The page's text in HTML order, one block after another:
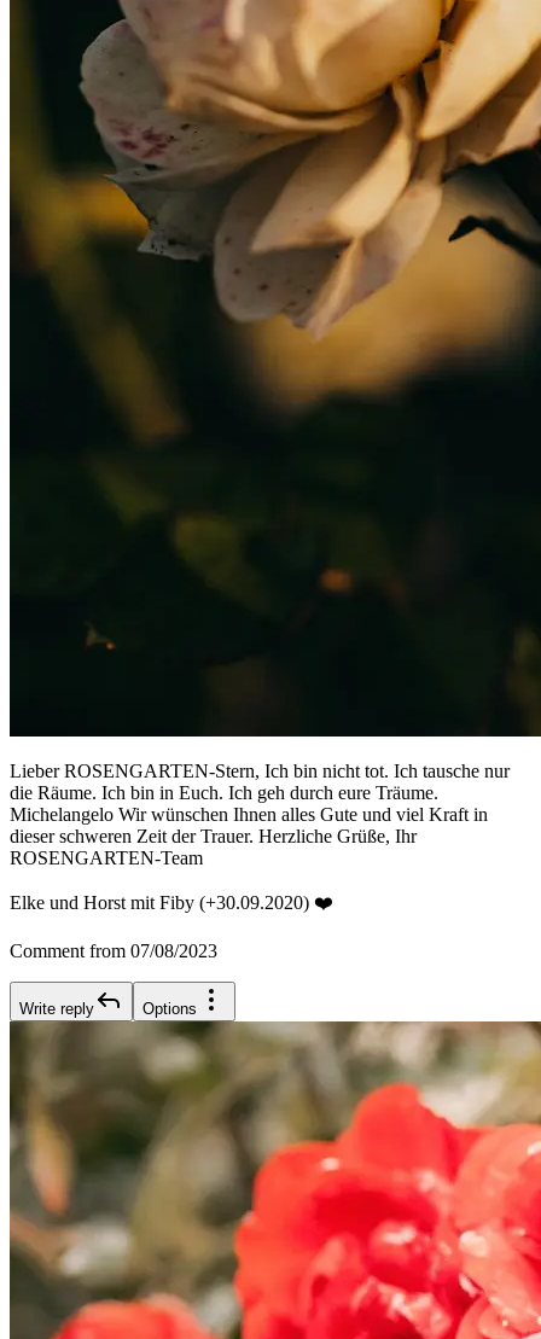
Lieber ROSENGARTEN-Stern, Ich bin nicht tot. Ich tausche nur
die Räume. Ich bin in Euch. Ich geh durch eure Träume.
Michelangelo Wir wünschen Ihnen alles Gute und viel Kraft in
dieser schweren Zeit der Trauer. Herzliche Grüße, Ihr
ROSENGARTEN-Team
Elke und Horst mit Fiby (+30.09.2020) ❤️
Comment from 07/08/2023
Write reply Options